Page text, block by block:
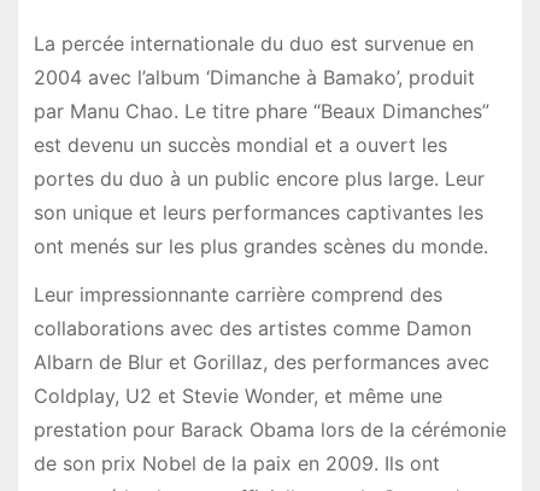
La percée internationale du duo est survenue en
2004 avec l’album ‘Dimanche à Bamako’, produit
par Manu Chao. Le titre phare “Beaux Dimanches”
est devenu un succès mondial et a ouvert les
portes du duo à un public encore plus large. Leur
son unique et leurs performances captivantes les
ont menés sur les plus grandes scènes du monde.
Leur impressionnante carrière comprend des
collaborations avec des artistes comme Damon
Albarn de Blur et Gorillaz, des performances avec
Coldplay, U2 et Stevie Wonder, et même une
prestation pour Barack Obama lors de la cérémonie
de son prix Nobel de la paix en 2009. Ils ont